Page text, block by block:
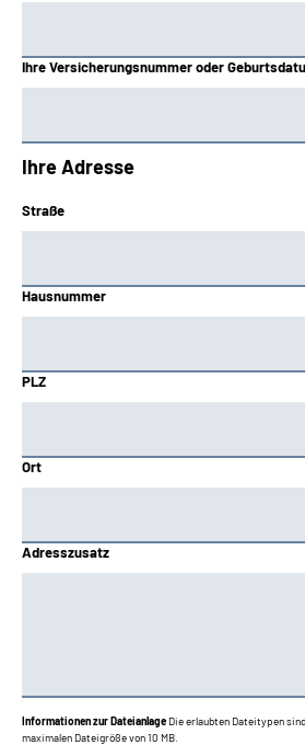
Ihre Versicherungsnummer oder
Ihre Adresse
Straße
Hausnummer
PLZ
Ort
Adresszusatz
Informationen zur Dateianlage Die erlaubten Dateitypen
maximalen Dateigröße von 10 MB.